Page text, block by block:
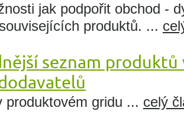
jak podpořit obchod -
produktů. ...
seznam
produktovém gridu ... celý